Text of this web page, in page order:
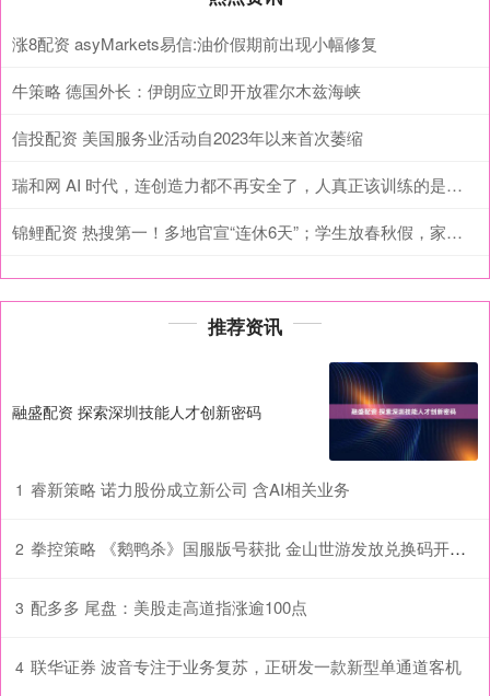
涨8配资 asyMarkets易信:油价假期前出现小幅修复
牛策略 德国外长：伊朗应立即开放霍尔木兹海峡
信投配资 美国服务业活动自2023年以来首次萎缩
瑞和网 AI 时代，连创造力都不再安全了，人真正该训练的是什么？
锦鲤配资 热搜第一！多地官宣“连休6天”；学生放春秋假，家长不放，怎么办？
推荐资讯
融盛配资 探索深圳技能人才创新密码
1 睿新策略 诺力股份成立新公司 含AI相关业务
2 拳控策略 《鹅鸭杀》国服版号获批 金山世游发放兑换码开启“鸭力测试”_游戏_玩家_中国
3 配多多 尾盘：美股走高道指涨逾100点
4 联华证券 波音专注于业务复苏，正研发一款新型单通道客机